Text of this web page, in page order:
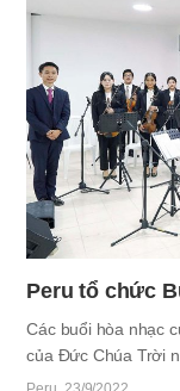
ngày 24, tức hai
10, hai ngày trước
dâng Hội Thánh
Seoul lần lượt
Peru tổ chức
Các buổi hòa nhạc
của Đức Chúa Trời
bằng âm nhạc dành